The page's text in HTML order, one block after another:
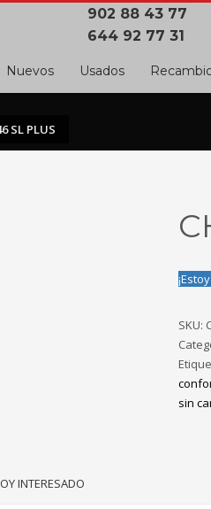
902 88 43 77
644 92 77 31
Nuevos Usados
SL PLUS
SKU:
sin
INTERESADO